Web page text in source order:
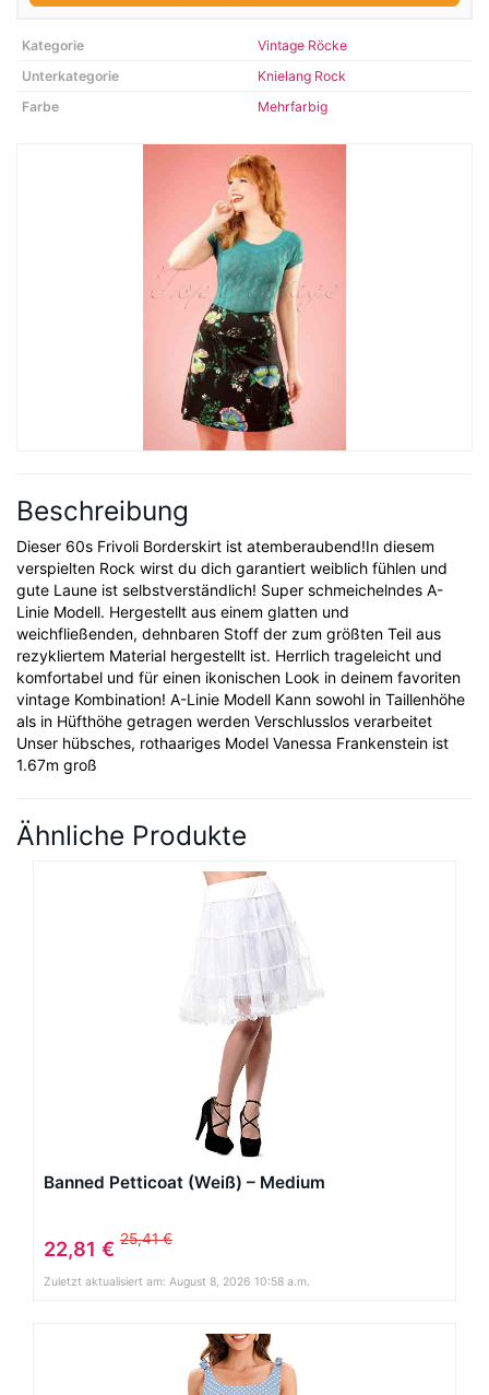
Kategorie
Vintage Röcke
Unterkategorie
Knielang Rock
Farbe
Mehrfarbig
Beschreibung
Dieser 60s Frivoli Borderskirt ist atemberaubend!In diesem
verspielten Rock wirst du dich garantiert weiblich fühlen und
gute Laune ist selbstverständlich! Super schmeichelndes A-
Linie Modell. Hergestellt aus einem glatten und
weichfließenden, dehnbaren Stoff der zum größten Teil aus
rezykliertem Material hergestellt ist. Herrlich trageleicht und
komfortabel und für einen ikonischen Look in deinem favoriten
vintage Kombination! A-Linie Modell Kann sowohl in Taillenhöhe
als in Hüfthöhe getragen werden Verschlusslos verarbeitet
Unser hübsches, rothaariges Model Vanessa Frankenstein ist
1.67m groß
Ähnliche Produkte
Banned Petticoat (Weiß) – Medium
22,81 € 25,41 €
Zuletzt aktualisiert am: August 8, 2026 10:58 a.m.